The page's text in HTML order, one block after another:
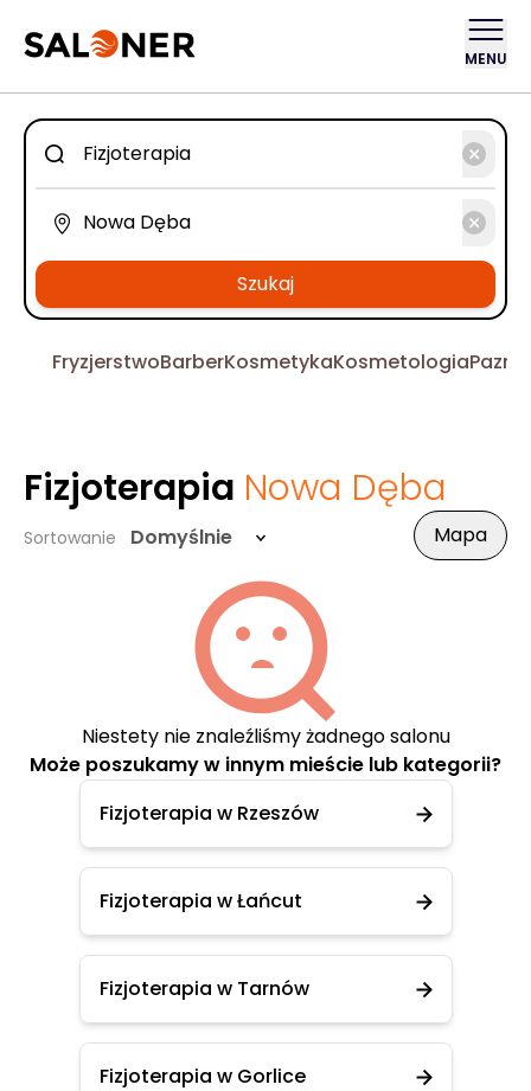
MENU
Szukaj
FryzjerstwoBarberKosmetykaKosmetologia
Fizjoterapia Nowa Dęba
Sortowanie Domyślnie Mapa
Niestety nie znaleźliśmy żadnego salonu
Może poszukamy w innym mieście lub kategorii?
Fizjoterapia w Rzeszów
Fizjoterapia w Łańcut
Fizjoterapia w Tarnów
Fizjoterapia w Gorlice